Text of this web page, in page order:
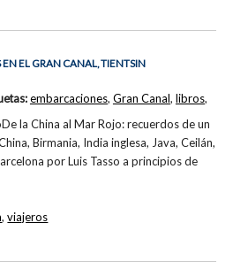
EL GRAN CANAL, TIENTSIN
la China al Mar Rojo: recuerdos de un
Birmania, India inglesa, Java, Ceilán,
por Luis Tasso a principios de
embarcaciones, Gran Canal, libros,
,viajeros